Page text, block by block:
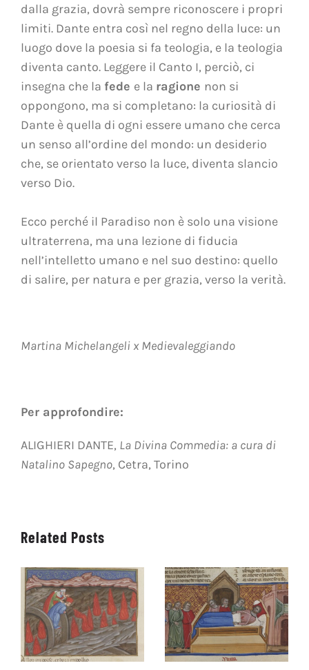
dalla grazia, dovrà sempre riconoscere i propri
limiti. Dante entra così nel regno della luce: un
luogo dove la poesia si fa teologia, e la teologia
diventa canto. Leggere il Canto I, perciò, ci
insegna che la fede e la ragione non si
oppongono, ma si completano: la curiosità di
Dante è quella di ogni essere umano che cerca
un senso all’ordine del mondo: un desiderio
che, se orientato verso la luce, diventa slancio
verso Dio.
Ecco perché il Paradiso non è solo una visione
ultraterrena, ma una lezione di fiducia
nell’intelletto umano e nel suo destino: quello
di salire, per natura e per grazia, verso la verità.
Martina Michelangeli x Medievaleggiando
Per approfondire:
ALIGHIERI DANTE, La Divina Commedia: a cura di
Natalino Sapegno, Cetra, Torino
Related Posts